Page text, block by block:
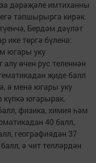
дәрәҗәле имтиханны
тапшырырга кирәк.
Бердәм дәүләт
ике төргә бүленә:
югары уку
өчен рус теленнән
җиде балл
ә менә югары уку
күпкә югарырак.
физика, химия һәм
40 балл,
географиядән 37
ә чит телләрдән